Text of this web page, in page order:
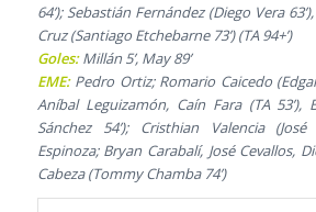
64’); Sebastián Fernández (Diego Vera
Cruz (Santiago Etchebarne 73’) (TA 94+’)
Goles:Millán 5’, May 89’
EME:Pedro Ortiz; Romario Caicedo (Edgar
Aníbal Leguizamón, Caín Fara (TA 53’),
Sánchez 54’); Cristhian Valencia
Espinoza; Bryan Carabalí, José Cevallos,
Cabeza (Tommy Chamba 74’)